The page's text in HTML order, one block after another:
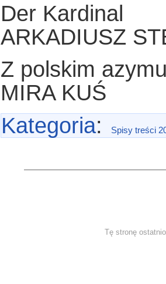
Der Kardinal
ARKADIUSZ
Z polskim
MIRA KUŚ
Kategoria: Spisy treści
Tę stronę